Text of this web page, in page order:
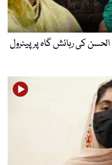
کی رہائش گاہ پر پیٹرول